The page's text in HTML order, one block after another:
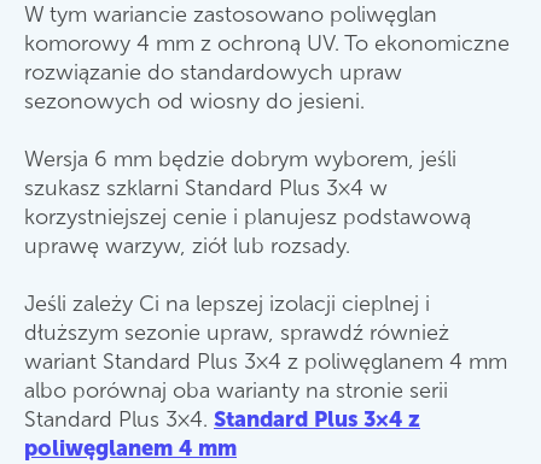
W tym wariancie zastosowano poliwęglan
komorowy 4 mm z ochroną UV. To ekonomiczne
rozwiązanie do standardowych upraw
sezonowych od wiosny do jesieni.
Wersja 6 mm będzie dobrym wyborem, jeśli
szukasz szklarni Standard Plus 3×4 w
korzystniejszej cenie i planujesz podstawową
uprawę warzyw, ziół lub rozsady.
Jeśli zależy Ci na lepszej izolacji cieplnej i
dłuższym sezonie upraw, sprawdź również
wariant Standard Plus 3×4 z poliwęglanem 4 mm
albo porównaj oba warianty na stronie serii
Standard Plus 3×4. Standard Plus 3×4 z
poliwęglanem 4 mm